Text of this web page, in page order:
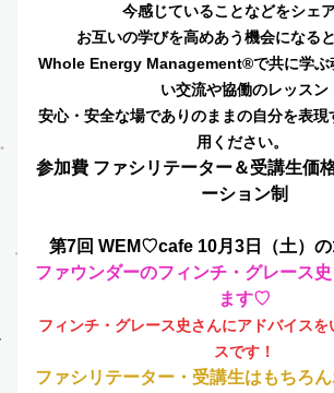
今感じていることなどをシェ
お互いの学びを高めあう機会になると
Whole Energy Management®で共に学ぶ
い交流や協働のレッスン
安心・安全な場でありのままの自分を表現
用ください。
参加費 ファシリテーター＆受講生価
ーション制
第7回 WEM♡cafe 10月3日（土）
フ ァウンダーのフィンチ・グレース
ます♡
フィンチ・グレース史さんにアドバイス
スです！
ファシリテーター・受講生はもちろ